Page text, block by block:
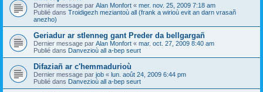
Dernier message par Alan Monfort « mer. nov. 25, 2009 7:18 am
Publié dans Troidigezh meziantoù all (frank a wirioù evit an darn vrasañ
anezho)
Geriadur ar stlenneg gant Preder da bellgargañ
Dernier message par Alan Monfort « mar. oct. 27, 2009 8:40 am
Publié dans Danvezioù all a-bep seurt
Difaziañ ar c'hemmadurioù
Dernier message par job « lun. août 24, 2009 6:44 pm
Publié dans Danvezioù all a-bep seurt